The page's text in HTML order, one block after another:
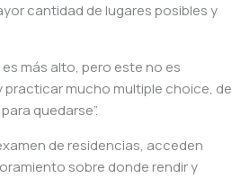
cantidad de lugares posibles y
más alto, pero este no es
practicar mucho multiple choice, de
quedarse”.
de residencias, acceden
sobre donde rendir y